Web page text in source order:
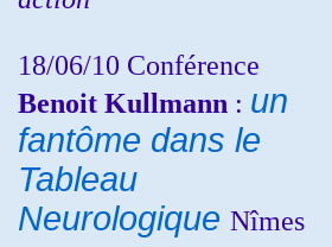
18/06/10 Conférence
Benoit Kullmann : un
fantôme dans le
Tableau
Neurologique Nîmes